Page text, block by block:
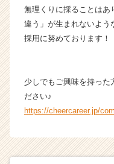
無理くりに採ることはあ
違う」が生まれないよう
採用に努めております！
少しでもご興味を持った
ださい♪
https://cheercareer.jp/